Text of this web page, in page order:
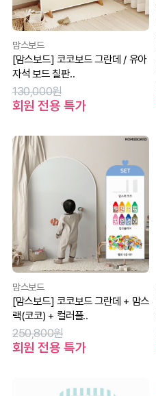
맘스보드
[맘스보드] 코코보드 그란데 / 유아
자석 보드 칠판..
130,000원
회원 전용 특가
맘스보드
[맘스보드] 코코보드 그란데 + 맘스
랙(코코) + 컬러플..
250,800원
회원 전용 특가